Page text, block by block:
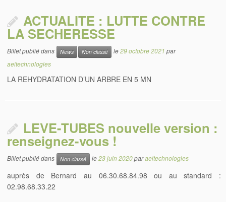
ACTUALITE : LUTTE CONTRE
LA SECHERESSE
Billet publié dans News Non classé le29 octobre 2021 par
aeitechnologies
LA REHYDRATATION D’UN ARBRE EN 5 MN
LEVE-TUBES nouvelle version :
renseignez-vous !
Billet publié dans Non classé le23 juin 2020paraeitechnologies
auprès de Bernard au 06.30.68.84.98 ou au standard :
02.98.68.33.22